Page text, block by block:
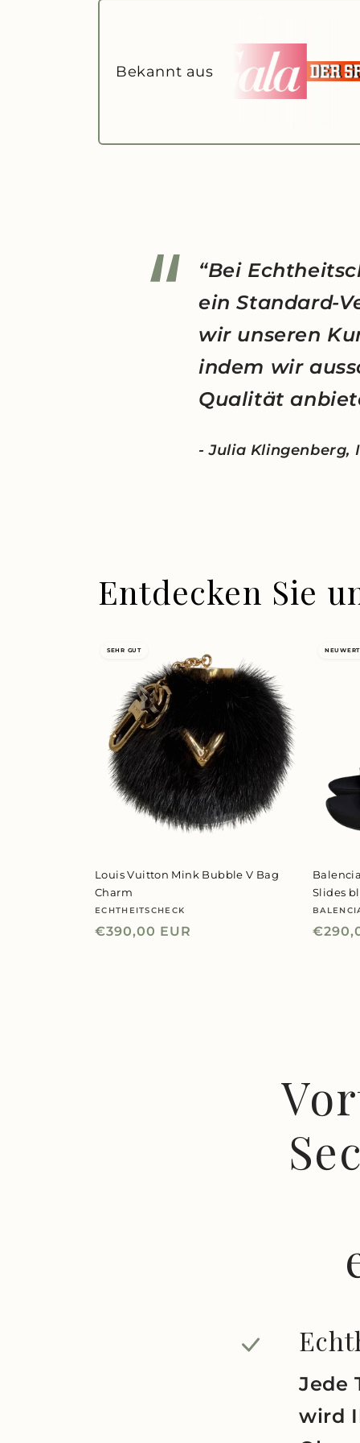
Bekannt aus
“Bei
ein Standard-
wir unseren
indem wir
Qualität
- Julia Klingenberg,
Entdecken Sie
SEHR GUT
Louis Vuitton Mink Bubble V Bag
Charm
Anbieter:
ECHTHEITSCHECK
Normaler
€390,00 EUR
Slides
Jede
wird